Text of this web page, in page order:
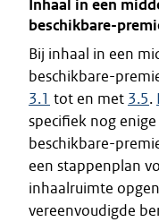
Inhaal in een
beschikbare-
Bij inhaal in een
beschikbare-
3.1 tot en met 3.5.
specifiek nog
beschikbare-
een stappenplan
inhaalruimte
vereenvoudigde